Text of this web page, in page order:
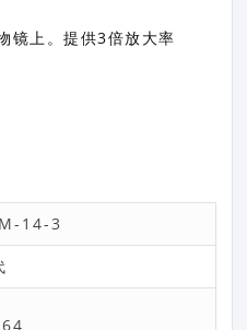
镜上。提供3倍放大率
14-3